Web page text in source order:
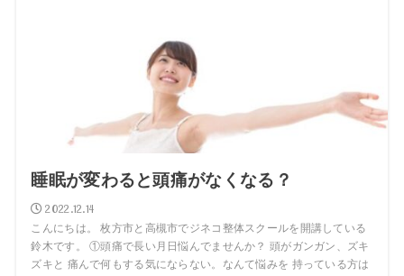
睡眠が変わると頭痛がなくなる？
2022.12.14
こんにちは。 枚方市と高槻市でジネコ整体スクールを開講している
鈴木です。 ①頭痛で長い月日悩んでませんか？ 頭がガンガン、ズキ
ズキと 痛んで何もする気にならない。なんて悩みを 持っている方は